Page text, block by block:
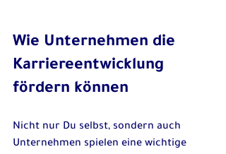
Wie Unternehmen die
Karriereentwicklung
fördern können
Nicht nur Du selbst, sondern auch
Unternehmen spielen eine wichtige